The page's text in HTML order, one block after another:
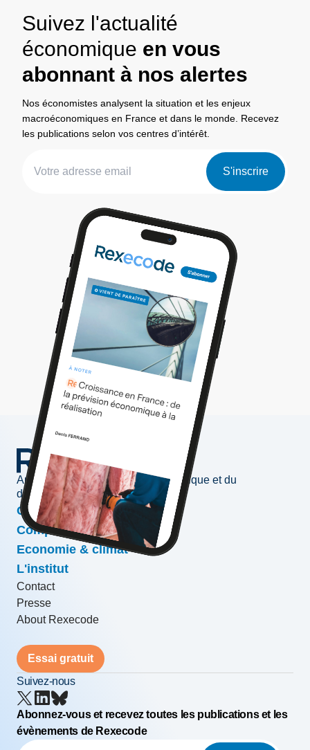
Suivez l'actualité
économique en vous
abonnant à nos alertes
Nos économistes analysent la situation et les enjeux
macroéconomiques en France et dans le monde. Recevez
les publications selon vos centres d’intérêt.
S'inscrire
Au service de l'information économique et du
développement des entreprises
Conjoncture & prévisions
Compétitivité & croissance
Economie & climat
L'institut
Contact
Presse
About Rexecode
Essai gratuit
Suivez-nous
Abonnez-vous et recevez toutes les publications et les
évènements de Rexecode